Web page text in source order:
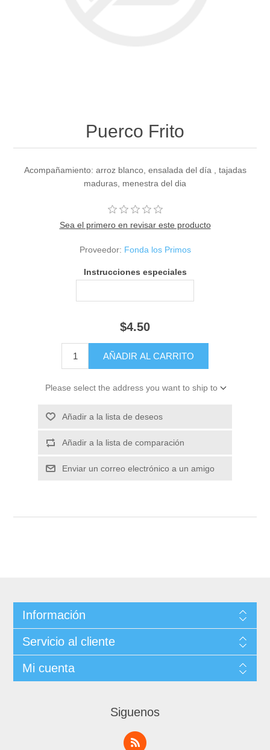
Puerco Frito
Acompañamiento: arroz blanco, ensalada del día , tajadas
maduras, menestra del dia
Sea el primero en revisar este producto
Proveedor: Fonda los Primos
Instrucciones especiales
$4.50
Please select the address you want to ship to
Información
Servicio al cliente
Mi cuenta
Siguenos